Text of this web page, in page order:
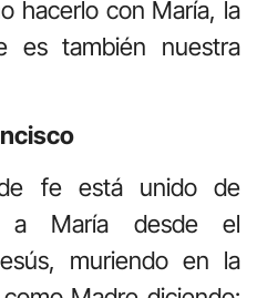
hacerlo con María, la
es también nuestra
fe está unido de
a María desde el
muriendo en la